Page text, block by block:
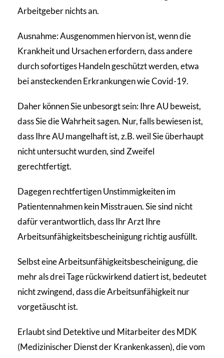
Arbeitgeber nichts an.
Ausnahme: Ausgenommen hiervon ist, wenn die
Krankheit und Ursachen erfordern, dass andere
durch sofortiges Handeln geschützt werden, etwa
bei ansteckenden Erkrankungen wie Covid-19.
Daher können Sie unbesorgt sein: Ihre AU beweist,
dass Sie die Wahrheit sagen. Nur, falls bewiesen ist,
dass Ihre AU mangelhaft ist, z.B. weil Sie überhaupt
nicht untersucht wurden, sind Zweifel
gerechtfertigt.
Dagegen rechtfertigen Unstimmigkeiten im
Patientennahmen kein Misstrauen. Sie sind nicht
dafür verantwortlich, dass Ihr Arzt Ihre
Arbeitsunfähigkeitsbescheinigung richtig ausfüllt.
Selbst eine Arbeitsunfähigkeitsbescheinigung, die
mehr als drei Tage rückwirkend datiert ist, bedeutet
nicht zwingend, dass die Arbeitsunfähigkeit nur
vorgetäuscht ist.
Erlaubt sind Detektive und Mitarbeiter des MDK
(Medizinischer Dienst der Krankenkassen), die vom